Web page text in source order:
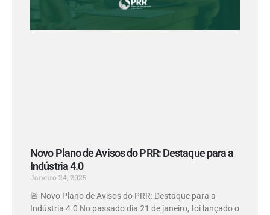
Novo Plano de Avisos do PRR: Destaque para a
Indústria 4.0
Janeiro 24, 2025
🚨 Novo Plano de Avisos do PRR: Destaque para a
Indústria 4.0 No passado dia 21 de janeiro, foi lançado o